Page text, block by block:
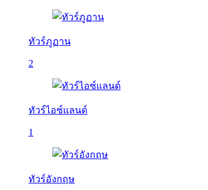
ทัวร์ภูฏาน
2
ทัวร์ไอซ์แลนด์
1
ทัวร์อังกฤษ